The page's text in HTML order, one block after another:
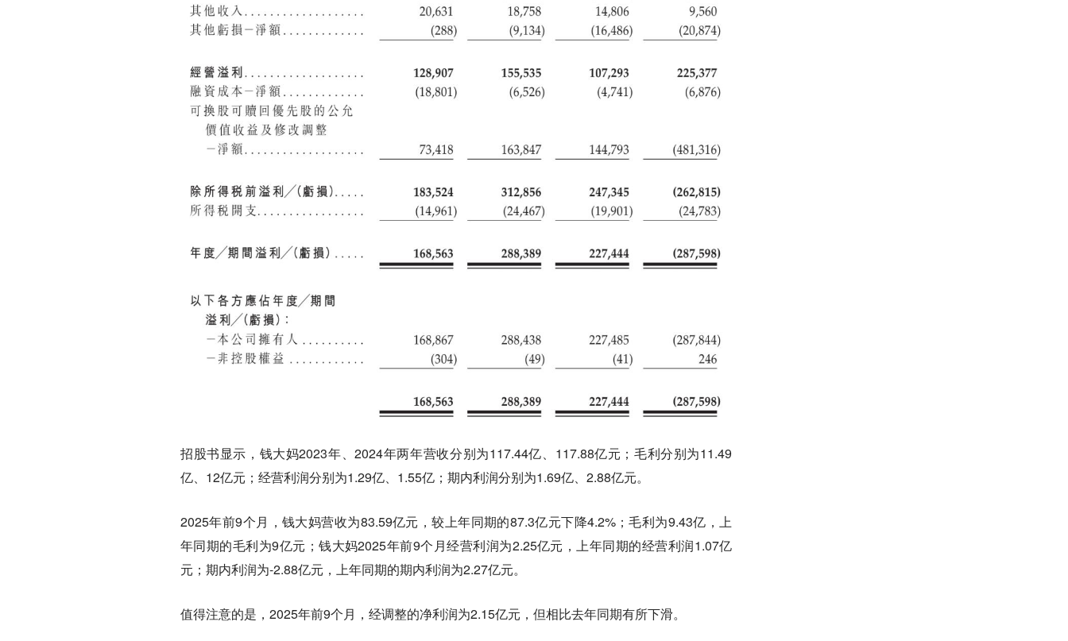
招股书显示，钱大妈2023年、2024年两年营收分别为117.44亿、117.88亿元；毛利分别为11.49
亿、12亿元；经营利润分别为1.29亿、1.55亿；期内利润分别为1.69亿、2.88亿元。
2025年前9个月，钱大妈营收为83.59亿元，较上年同期的87.3亿元下降4.2%；毛利为9.43亿，上
年同期的毛利为9亿元；钱大妈2025年前9个月经营利润为2.25亿元，上年同期的经营利润1.07亿
元；期内利润为-2.88亿元，上年同期的期内利润为2.27亿元。
值得注意的是，2025年前9个月，经调整的净利润为2.15亿元，但相比去年同期有所下滑。